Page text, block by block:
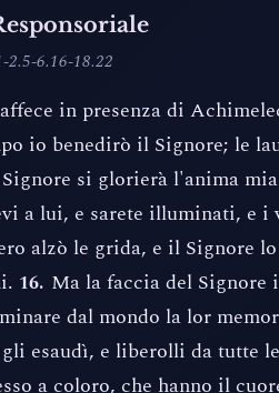
2.5-6.16-18.22
in presenza di
io benedirò il Signore; le
si glorierà l'anima
a lui, e sarete illuminati, e
alzò le grida, e il Signore
16. Ma la faccia del Signore
dal mondo la lor
esaudì, e liberolli da tutte
a coloro, che hanno il